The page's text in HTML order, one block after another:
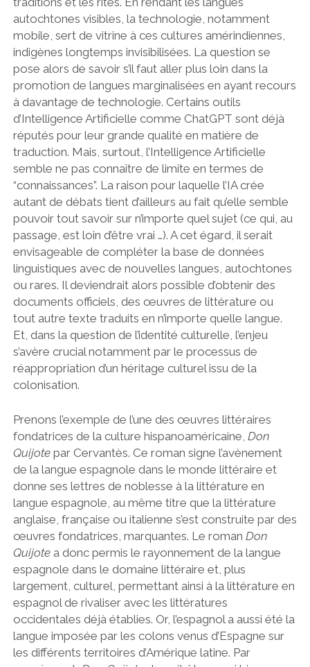
autochtones visibles, la technologie, notamment
mobile, sert de vitrine à ces cultures amérindiennes,
indigènes longtemps invisibilisées. La question se
pose alors de savoir s’il faut aller plus loin dans la
promotion de langues marginalisées en ayant recours
à davantage de technologie. Certains outils
d’Intelligence Artificielle comme ChatGPT sont déjà
réputés pour leur grande qualité en matière de
traduction. Mais, surtout, l’Intelligence Artificielle
semble ne pas connaître de limite en termes de
“connaissances”. La raison pour laquelle l’IA crée
autant de débats tient d’ailleurs au fait qu’elle semble
pouvoir tout savoir sur n’importe quel sujet (ce qui, au
passage, est loin d’être vrai …). A cet égard, il serait
envisageable de compléter la base de données
linguistiques avec de nouvelles langues, autochtones
ou rares. Il deviendrait alors possible d’obtenir des
documents officiels, des œuvres de littérature ou
tout autre texte traduits en n’importe quelle langue.
Et, dans la question de l’identité culturelle, l’enjeu
s’avère crucial notamment par le processus de
réappropriation d’un héritage culturel issu de la
colonisation.
Prenons l’exemple de l’une des œuvres littéraires
fondatrices de la culture hispanoaméricaine, Don
Quijotepar Cervantès. Ce roman signe l’avènement
de la langue espagnole dans le monde littéraire et
donne ses lettres de noblesse à la littérature en
langue espagnole, au même titre que la littérature
anglaise, française ou italienne s’est construite par des
œuvres fondatrices, marquantes. Le roman Don
Quijotea donc permis le rayonnement de la langue
espagnole dans le domaine littéraire et, plus
largement, culturel, permettant ainsi à la littérature en
espagnol de rivaliser avec les littératures
occidentales déjà établies. Or, l’espagnol a aussi été la
langue imposée par les colons venus d’Espagne sur
les différents territoires d’Amérique latine. Par